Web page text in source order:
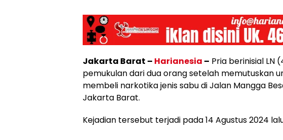
Jakarta Barat – Harianesia – Pria berinisial LN
pemukulan dari dua orang setelah memutuskan
membeli narkotika jenis sabu di Jalan Mangga
Jakarta Barat.
Kejadian tersebut terjadi pada 14 Agustus 2024